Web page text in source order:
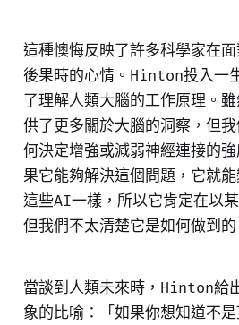
這種懊悔反映了許多科學家在
後果時的心情。Hinton投入一
了理解人類大腦的工作原理。
供了更多關於大腦的洞察，但
何決定增強或減弱神經連接的
果它能夠解決這個問題，它就
這些AI一樣，所以它肯定在以
但我們不太清楚它是如何做到的
當談到人類未來時，Hinton給
象的比喻：「如果你想知道不